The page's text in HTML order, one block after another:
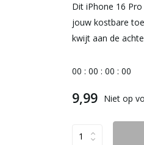
Dit iPhone 16
jouw kostbare
kwijt aan de
00 : 00 : 00 : 00
9,99 Niet op